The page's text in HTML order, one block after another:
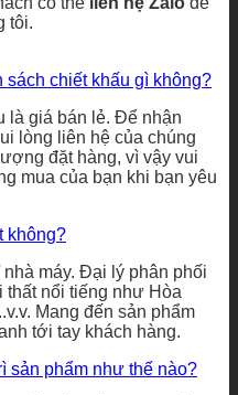
tôi.
sách chiết khấu gì không?
là giá bán lẻ. Để nhận
lòng liên hệ của chúng
đặt hàng, vì vậy vui
mua của bạn khi bạn yêu
không?
máy. Đại lý phân phối
nổi tiếng như Hòa
Mang đến sản phẩm
tới tay khách hàng.
sản phẩm như thế nào?